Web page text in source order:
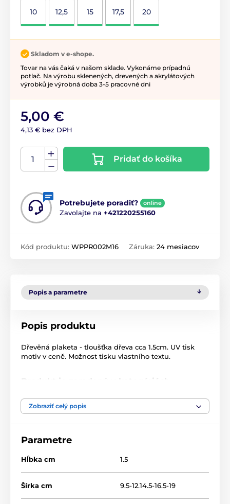
10 12,5 15 17,5 20
Skladom v e-shope.
Tovar na vás čaká v našom sklade. Vykonáme prípadnú
potlač. Na výrobu sklenených, drevených a akrylátových
výrobků je výrobná doba 3-5 pracovné dni
5,00 €
4,13 € bez DPH
Pridať do košíka
Potrebujete poradiť? online
Zavolajte na +421220255160
Kód produktu: WPPR002M16 Záruka: 24 mesiacov
Popis a parametre
Popis produktu
Dřevěná plaketa - tloušťka dřeva cca 1.5cm. UV tisk
motiv v ceně. Možnost tisku vlastního textu.
Produkt je zaradený v kategóriách
Baseball
Zobraziť celý popis
Parametre
Hĺbka cm 1.5
Šírka cm 9.5-12.14.5-16.5-19